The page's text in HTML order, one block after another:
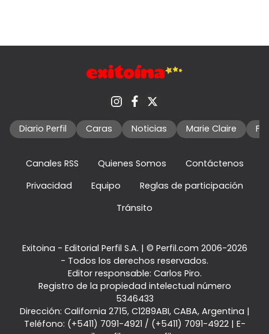
Diario Perfil Caras Noticias Marie Claire
Canales RSS Quienes Somos
Contáctenos
Privacidad
Equipo
Reglas de participación
Tránsito
Exitoina - Editorial Perfil S.A. | © Perfil.com 2006-2026
- Todos los derechos reservados.
Editor responsable: Carlos Piro.
Registro de la propiedad intelectual número
5346433
Dirección: California 2715, C1289ABI, CABA, Argentina |
Teléfono: (+5411) 7091-4921 / (+5411) 7091-4922| E-